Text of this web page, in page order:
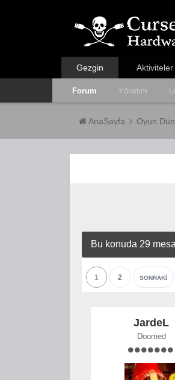
Gezgin
Forum Yönetim
Aktiviteler
AnaSayfa Oyun
Bu konuda 29
1 2 SONRAKI
JardeL
Doomed